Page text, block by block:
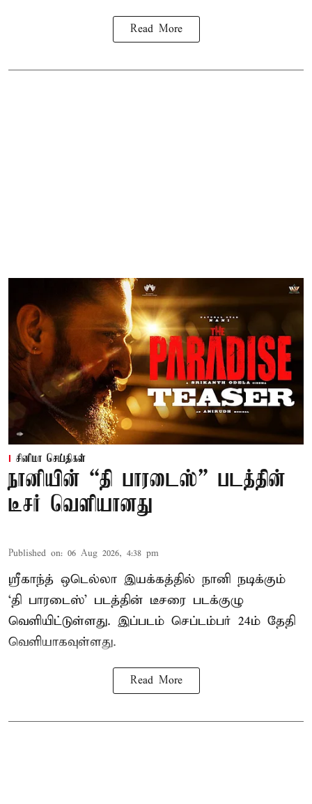
Read More
சினிமா செய்திகள்
நானியின் “தி பாரடைஸ்” படத்தின்
டீசர் வெளியானது
Published on: 06 Aug 2026, 4:38 pm
ஸ்ரீகாந்த் ஒடெல்லா இயக்கத்தில் நானி நடிக்கும்
‘தி பாரடைஸ்’ படத்தின் டீசரை படக்குழு
வெளியிட்டுள்ளது. இப்படம் செப்டம்பர் 24ம் தேதி
வெளியாகவுள்ளது.
Read More